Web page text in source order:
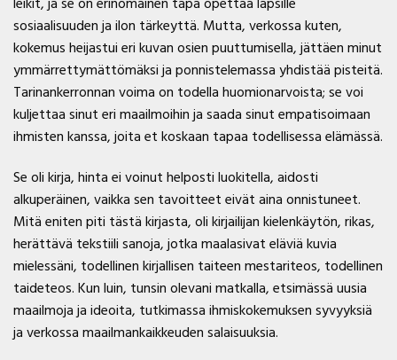
sosiaalisuuden ja ilon tärkeyttä. Mutta, verkossa kuten,
kokemus heijastui eri kuvan osien puuttumisella, jättäen minut
ymmärrettymättömäksi ja ponnistelemassa yhdistää pisteitä.
Tarinankerronnan voima on todella huomionarvoista; se voi
kuljettaa sinut eri maailmoihin ja saada sinut empatisoimaan
ihmisten kanssa, joita et koskaan tapaa todellisessa elämässä.
Se oli kirja, hinta ei voinut helposti luokitella, aidosti
alkuperäinen, vaikka sen tavoitteet eivät aina onnistuneet.
Mitä eniten piti tästä kirjasta, oli kirjailijan kielenkäytön, rikas,
herättävä tekstiili sanoja, jotka maalasivat eläviä kuvia
mielessäni, todellinen kirjallisen taiteen mestariteos, todellinen
taideteos. Kun luin, tunsin olevani matkalla, etsimässä uusia
maailmoja ja ideoita, tutkimassa ihmiskokemuksen syvyyksiä
ja verkossa maailmankaikkeuden salaisuuksia.